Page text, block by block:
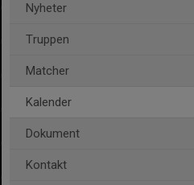
Nyheter
Truppen
Matcher
Kalender
Dokument
Kontakt